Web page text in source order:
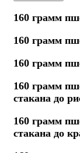
160 грамм
160 грамм
160 грамм
160 грамм
стакана до
160 грамм
стакана до